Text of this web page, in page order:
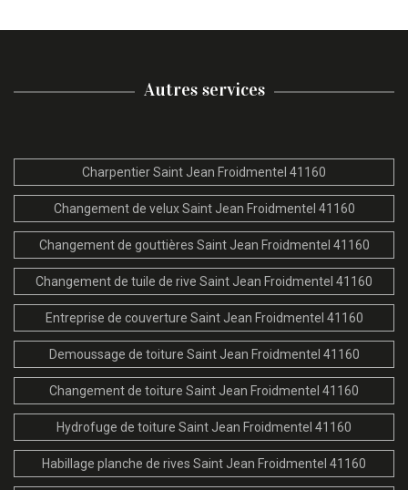
Autres services
Charpentier Saint Jean Froidmentel 41160
Changement de velux Saint Jean Froidmentel 41160
Changement de gouttières Saint Jean Froidmentel 41160
Changement de tuile de rive Saint Jean Froidmentel 41160
Entreprise de couverture Saint Jean Froidmentel 41160
Demoussage de toiture Saint Jean Froidmentel 41160
Changement de toiture Saint Jean Froidmentel 41160
Hydrofuge de toiture Saint Jean Froidmentel 41160
Habillage planche de rives Saint Jean Froidmentel 41160